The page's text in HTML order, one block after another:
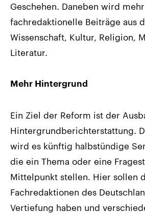
Geschehen. Daneben wird
fachredaktionelle Beiträge aus
Wissenschaft, Kultur, Religion,
Literatur.
Mehr Hintergrund
Ein Ziel der Reform ist der
Hintergrundberichterstattung.
wird es künftig halbstündige
die ein Thema oder eine
Mittelpunkt stellen. Hier sollen
Fachredaktionen des
Vertiefung haben und